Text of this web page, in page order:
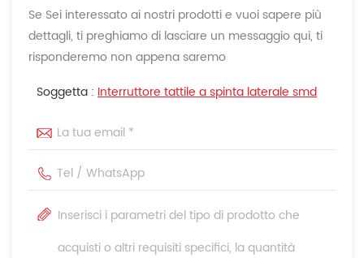
Se Sei interessato ai nostri prodotti e vuoi sapere più
dettagli, ti preghiamo di lasciare un messaggio qui, ti
risponderemo non appena saremo
Soggetta : Interruttore tattile a spinta laterale smd